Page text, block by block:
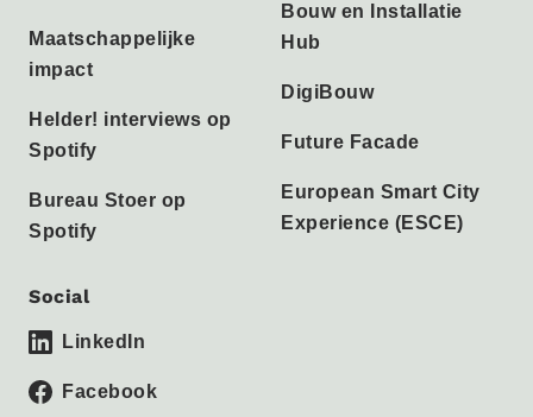
Maatschappelijke
impact
Helder! interviews op
Spotify
Bureau Stoer op
Spotify
Bouw en Installatie
Hub
DigiBouw
Future Facade
European Smart City
Experience (ESCE)
Social
LinkedIn
Facebook